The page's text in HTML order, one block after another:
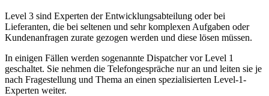
Level 3 sind Experten der Entwicklungsabteilung oder bei
Lieferanten, die bei seltenen und sehr komplexen Aufgaben oder
Kundenanfragen zurate gezogen werden und diese lösen müssen.
In einigen Fällen werden sogenannte Dispatcher vor Level 1
geschaltet. Sie nehmen die Telefongespräche nur an und leiten sie je
nach Fragestellung und Thema an einen spezialisierten Level-1-
Experten weiter.